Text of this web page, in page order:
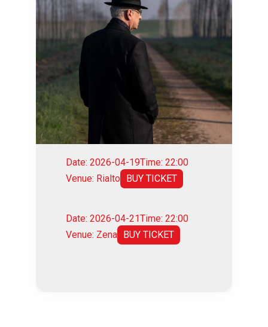
Date: 2026-04-19Time: 22:00
Venue: Rialto BUY TICKET
Date: 2026-04-21Time: 22:00
Venue: Zena BUY TICKET